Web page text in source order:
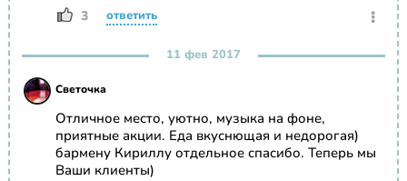
3 ответить
11 фев 2017
Светочка
Отличное место, уютно, музыка на фоне,
приятные акции. Еда вкуснющая и недорогая)
бармену Кириллу отдельное спасибо. Теперь мы
Ваши клиенты)